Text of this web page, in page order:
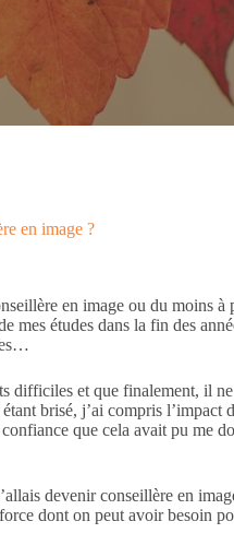
en image ?
en image ou du moins à
mes études dans la fin des
difficiles et que finalement, il ne
brisé, j’ai compris l’impact
que cela avait pu me
devenir conseillère en
dont on peut avoir besoin